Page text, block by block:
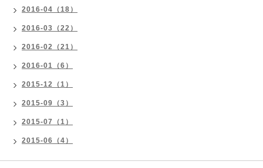
2016-04（18）
2016-03（22）
2016-02（21）
2016-01（6）
2015-12（1）
2015-09（3）
2015-07（1）
2015-06（4）